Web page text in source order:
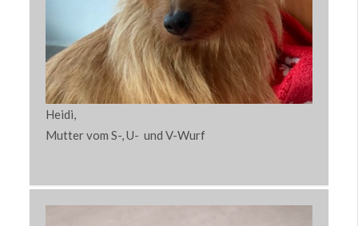
Heidi,
Mutter vom S-, U- und V-Wurf